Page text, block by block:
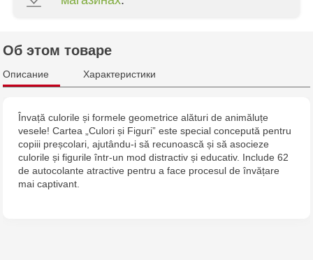
Multistore Centru - bd. Cantemir, 6
Jucărenia Cahul - str. Ștefan cel Mare, 29А
Multistore Telecentru - str. N. Testemițanu
Об этом товаре
Описание Характеристики
Învață culorile și formele geometrice alături de animăluțe
vesele! Cartea „Culori și Figuri” este special concepută pentru
copiii preșcolari, ajutându-i să recunoască și să asocieze
culorile și figurile într-un mod distractiv și educativ. Include 62
de autocolante atractive pentru a face procesul de învățare
mai captivant.